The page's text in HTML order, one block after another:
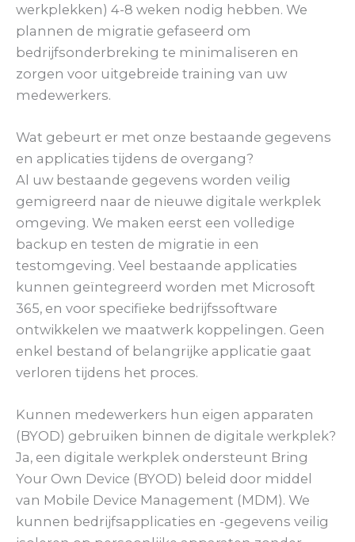
werkplekken) 4-8 weken nodig hebben. We
plannen de migratie gefaseerd om
bedrijfsonderbreking te minimaliseren en
zorgen voor uitgebreide training van uw
medewerkers.
Wat gebeurt er met onze bestaande gegevens
en applicaties tijdens de overgang?
Al uw bestaande gegevens worden veilig
gemigreerd naar de nieuwe digitale werkplek
omgeving. We maken eerst een volledige
backup en testen de migratie in een
testomgeving. Veel bestaande applicaties
kunnen geïntegreerd worden met Microsoft
365, en voor specifieke bedrijfssoftware
ontwikkelen we maatwerk koppelingen. Geen
enkel bestand of belangrijke applicatie gaat
verloren tijdens het proces.
Kunnen medewerkers hun eigen apparaten
(BYOD) gebruiken binnen de digitale werkplek?
Ja, een digitale werkplek ondersteunt Bring
Your Own Device (BYOD) beleid door middel
van Mobile Device Management (MDM). We
kunnen bedrijfsapplicaties en -gegevens veilig